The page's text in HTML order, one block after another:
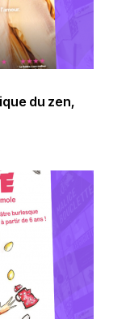
du zen,